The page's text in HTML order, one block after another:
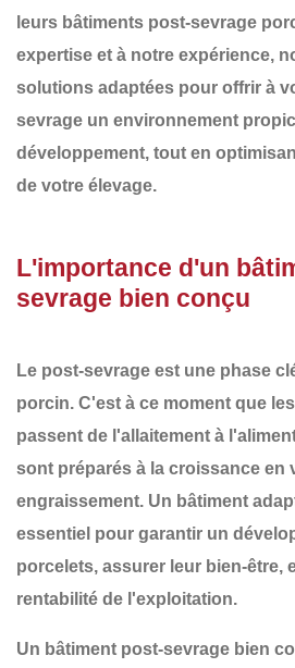
leurs bâtiments post-sevrage
expertise et à notre expérience,
solutions adaptées pour offrir à
sevrage un environnement
développement, tout en
de votre élevage.
L'importance d'un
sevrage bien conçu
Le post-sevrage est une phase
porcin. C'est à ce moment que
passent de l'allaitement à
sont préparés à la croissance en
engraissement. Un bâtiment
essentiel pour garantir un
porcelets, assurer leur bien-être,
rentabilité de l'exploitation.
Un bâtiment post-sevrage bien